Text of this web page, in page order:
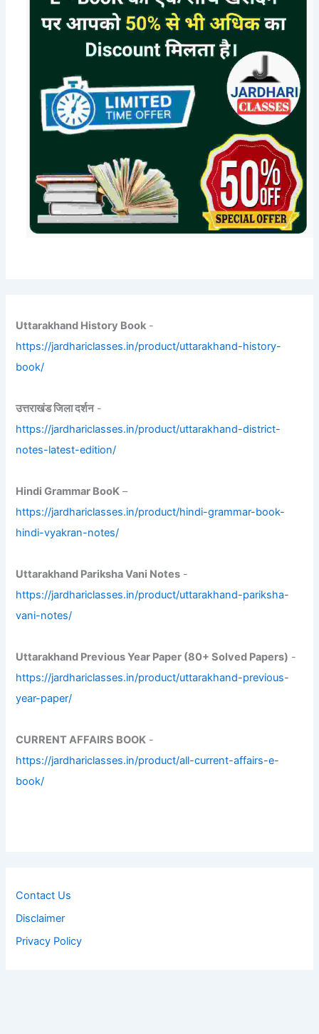
Uttarakhand History Book -
https://jardhariclasses.in/product/uttarakhand-history-
book/
उत्तराखंड जिला दर्शन-
https://jardhariclasses.in/product/uttarakhand-district-
notes-latest-edition/
Hindi Grammar BooK –
https://jardhariclasses.in/product/hindi-grammar-book-
hindi-vyakran-notes/
Uttarakhand Pariksha Vani Notes -
https://jardhariclasses.in/product/uttarakhand-pariksha-
vani-notes/
Uttarakhand Previous Year Paper (80+ Solved Papers) -
https://jardhariclasses.in/product/uttarakhand-previous-
year-paper/
CURRENT AFFAIRS BOOK -
https://jardhariclasses.in/product/all-current-affairs-e-
book/
Contact Us
Disclaimer
Privacy Policy